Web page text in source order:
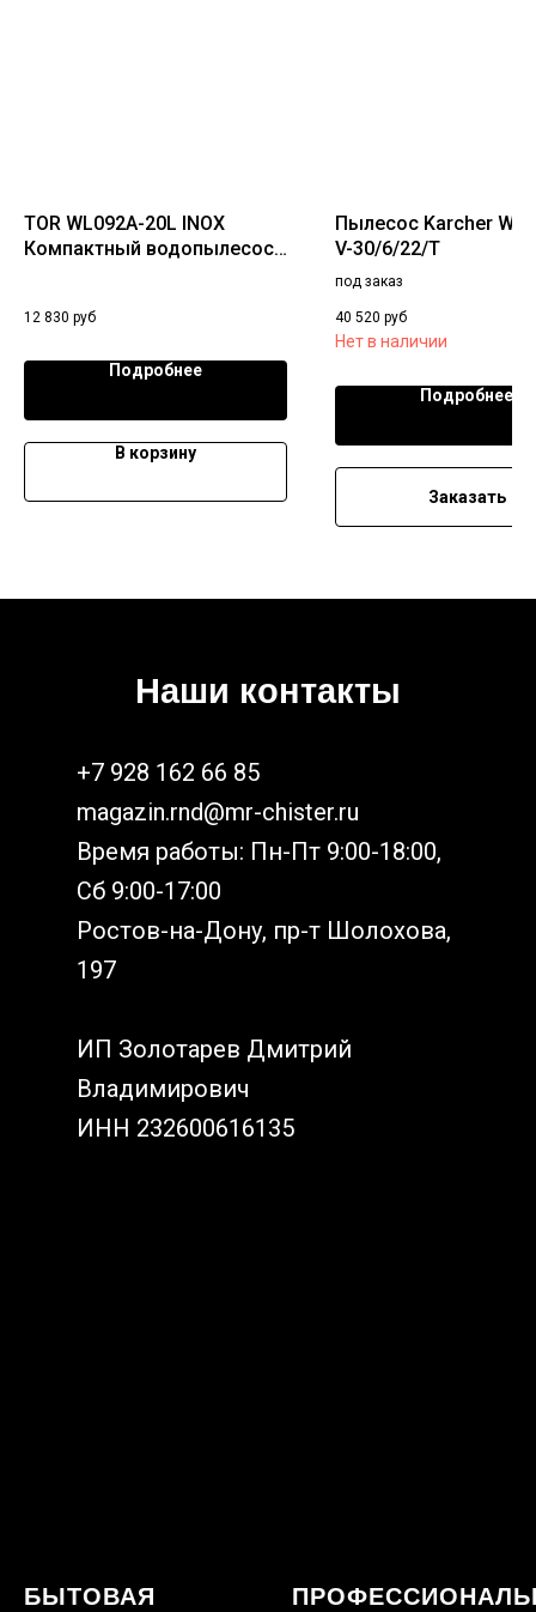
TOR WL092A-20L INOX
Компактный водопылесос
12 830 руб
Подробнее
В корзину
Пылесос Karcher WD
V-30/6/22/T
под заказ
40 520 руб
Нет в наличии
Подробнее
Заказать
Наши контакты
+7 928 162 66 85
magazin.rnd@mr-chister.ru
Время работы: Пн-Пт 9:00-18:00,
Сб 9:00-17:00
Ростов-на-Дону, пр-т Шолохова,
197
ИП Золотарев Дмитрий
Владимирович
ИНН 232600616135
БЫТОВАЯ